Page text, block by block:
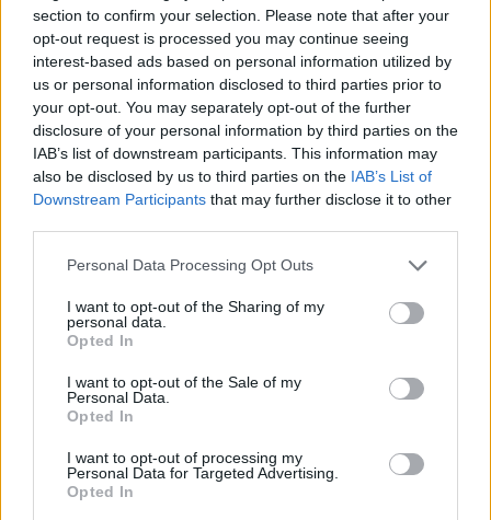
section to confirm your selection. Please note that after your
opt-out request is processed you may continue seeing
interest-based ads based on personal information utilized by
us or personal information disclosed to third parties prior to
your opt-out. You may separately opt-out of the further
disclosure of your personal information by third parties on the
IAB’s list of downstream participants. This information may
also be disclosed by us to third parties on the IAB’s List of
Downstream Participants that may further disclose it to other
Please note that this website/app uses one or more Google
not limited to your visit or usage behaviour. You may click to
grant or deny consent to Google and its third-party tags to
use your data for below specified purposes in below Google
consent section.
Personal Data Processing Opt Outs
I want to opt-out of the Sharing of my
personal data.
Opted In
I want to opt-out of the Sale of my
Personal Data.
Opted In
I want to opt-out of processing my
Personal Data for Targeted Advertising.
Opted In
Το διαφημιστικό spot ονομάζεται 'Airplane' και πέρα
Facebook Home
μας δίνει και μια πρώτη
αεροπλάνο όπου ο πρωταγωνιστής βλέπει τους φίλους
του να "ζωντανεύουν" μέσα από την οθόνη του
ώρα που ετοιμάζεται να πραγματοποίησει ένα
επαγγελματικό ταξίδι.
Επιπλέον, η προώθηση του Facebook Home
πραγματοποιείται και μέσω του ίδιου του Facebook